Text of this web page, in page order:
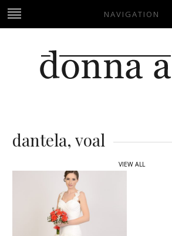
NAVIGATION
dantela, voal
VIEW ALL